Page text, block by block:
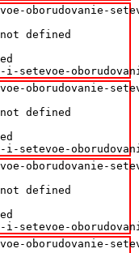
defined
setevoe-
defined
setevoe-
defined
setevoe-